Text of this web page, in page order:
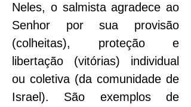
Neles, o salmista agradece ao
Senhor por sua provisão
(colheitas), proteção e
libertação (vitórias) individual
ou coletiva (da comunidade de
Israel). São exemplos de